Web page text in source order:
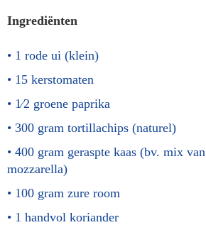
Ingrediënten
1 rode ui (klein)
15 kerstomaten
1⁄2 groene paprika
300 gram tortillachips (naturel)
400 gram geraspte kaas (bv. mix
mozzarella)
100 gram zure room
1 handvol koriander